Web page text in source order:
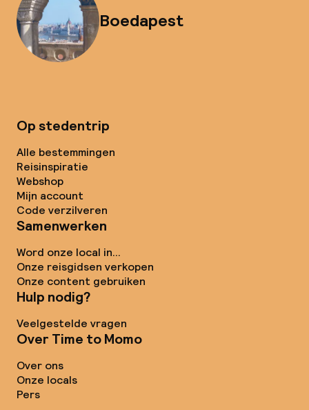
Boedapest
Op stedentrip
Alle bestemmingen
Reisinspiratie
Webshop
Mijn account
Code verzilveren
Samenwerken
Word onze local in...
Onze reisgidsen verkopen
Onze content gebruiken
Hulp nodig?
Veelgestelde vragen
Over Time to Momo
Over ons
Onze locals
Pers